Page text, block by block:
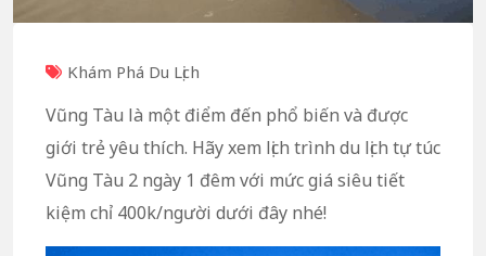
Khám Phá Du Lịch
Vũng Tàu là một điểm đến phổ biến và được
giới trẻ yêu thích. Hãy xem lịch trình du lịch tự túc
Vũng Tàu 2 ngày 1 đêm với mức giá siêu tiết
kiệm chỉ 400k/người dưới đây nhé!